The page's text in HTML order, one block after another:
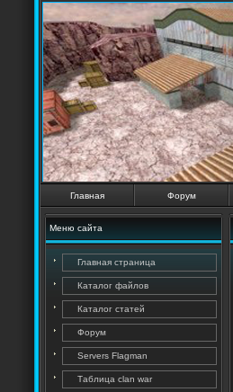
Главная Форум
Меню сайта
Главная страница
Каталог файлов
Каталог статей
Форум
Servers Flagman
Таблица clan war